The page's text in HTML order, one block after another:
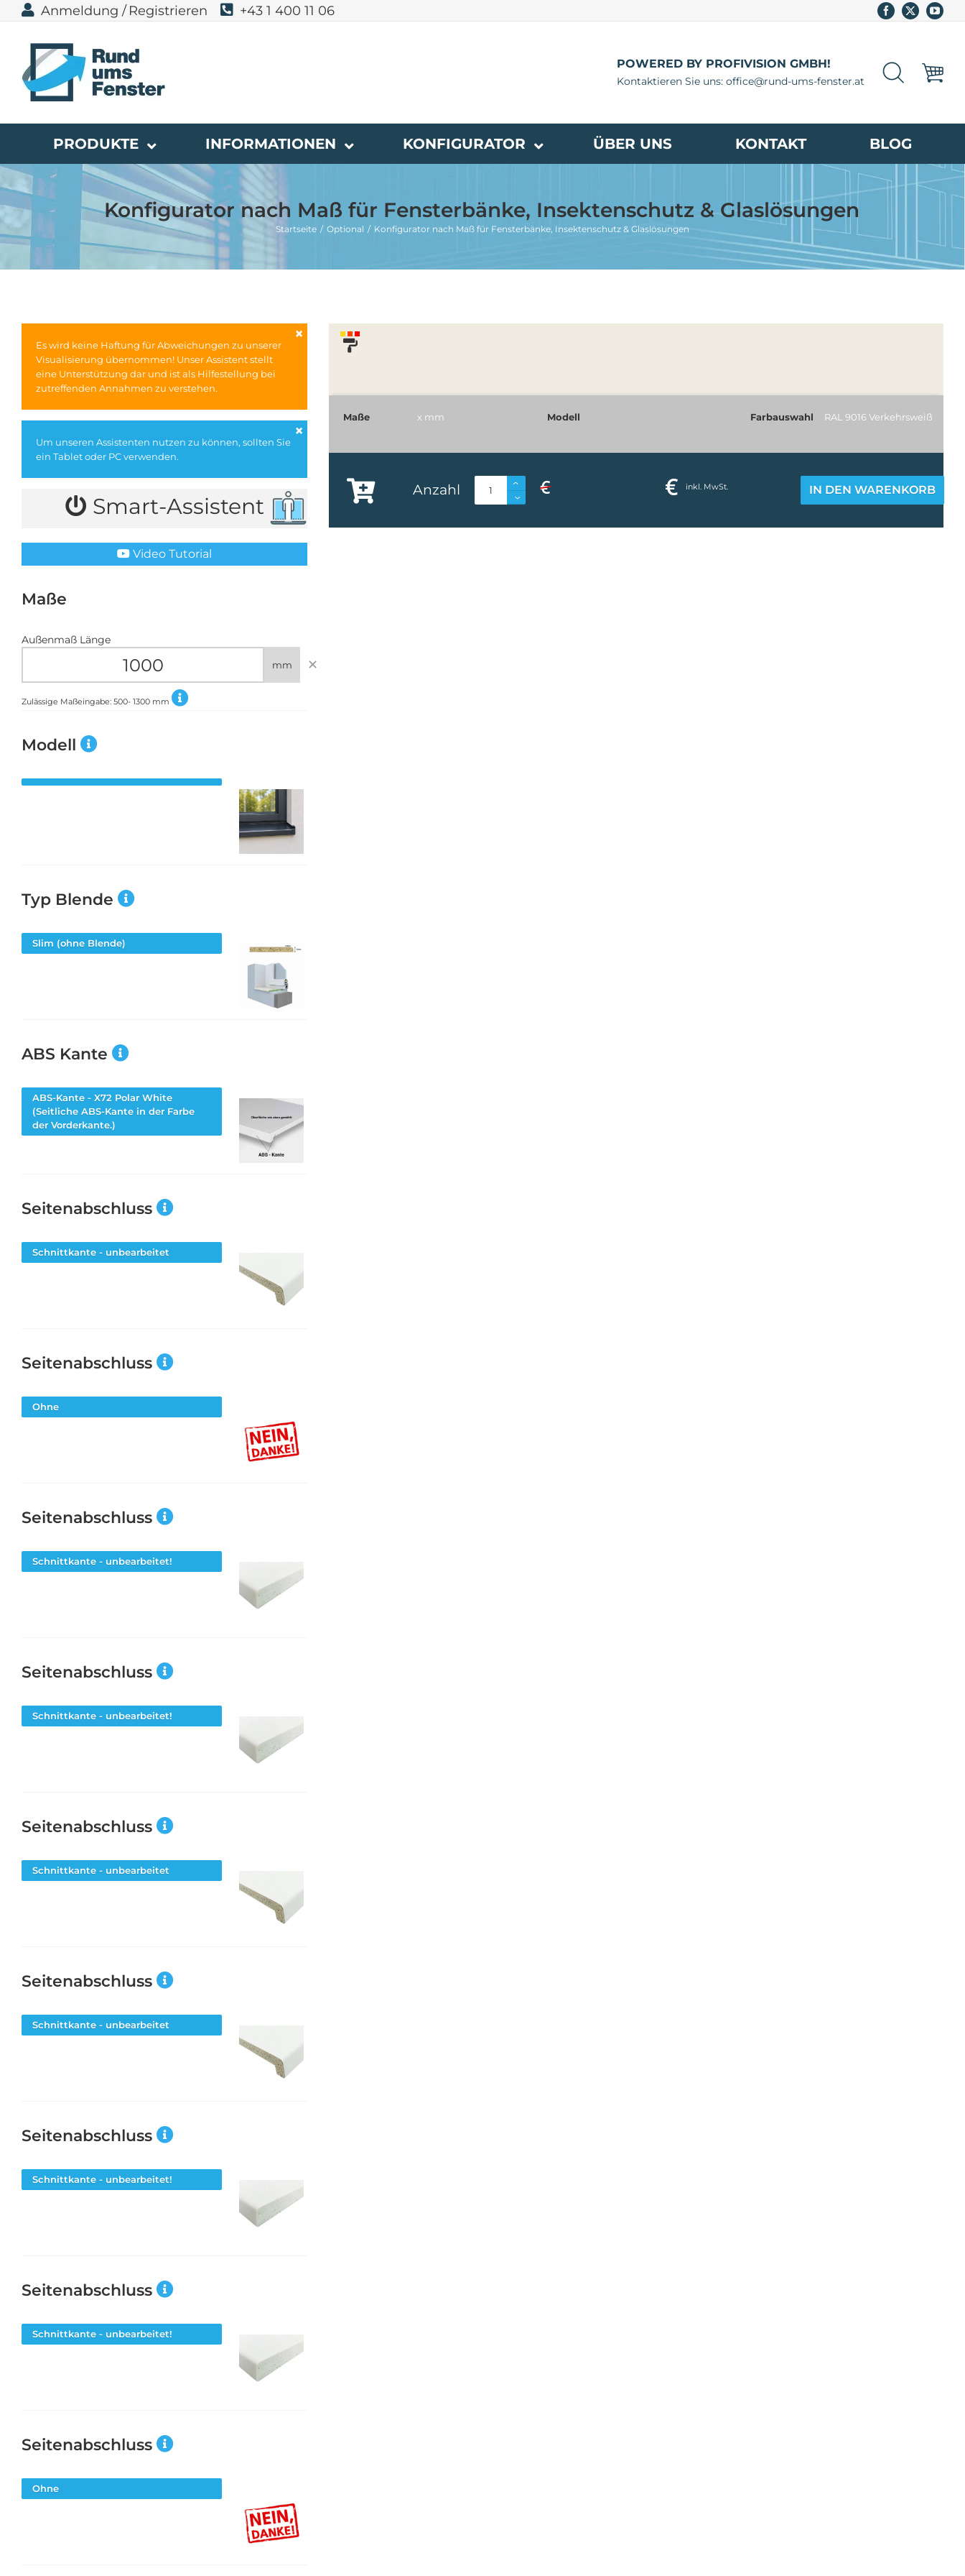
Inhalt
Anmeldung / Registrieren +43 1 400 11 06 Facebook
X
POWERED BY PROFIVISION GMBH!
Kontaktieren Sie uns: office@rund-ums-fenster.at
PRODUKTE INFORMATIONEN KONFIGURATOR ÜBER UNS KONTAKT BLOG
Konfigurator nach Maß für Fensterbänke, Insektenschutz & Glaslösungen
Startseite Optional Konfigurator nach Maß für Fensterbänke, Insektenschutz & Glaslösungen
×
Es wird keine Haftung für Abweichungen zu unserer
Visualisierung übernommen! Unser Assistent stellt
eine Unterstützung dar und ist als Hilfestellung bei
zutreffenden Annahmen zu verstehen.
×
Um unseren Assistenten nutzen zu können, sollten Sie
ein Tablet oder PC verwenden.
Smart-Assistent
Video Tutorial
Maße
Außenmaß Länge
mm
Zulässige Maßeingabe: 500- 1300 mm
✕
Modell
Typ Blende
Slim (ohne Blende)
ABS Kante
ABS-Kante - X72 Polar White
(Seitliche ABS-Kante in der Farbe
der Vorderkante.)
Seitenabschluss
Schnittkante - unbearbeitet
Seitenabschluss
Ohne
Seitenabschluss
Schnittkante - unbearbeitet!
Seitenabschluss
Schnittkante - unbearbeitet!
Seitenabschluss
Schnittkante - unbearbeitet
Seitenabschluss
Schnittkante - unbearbeitet
Seitenabschluss
Schnittkante - unbearbeitet!
Seitenabschluss
Schnittkante - unbearbeitet!
Seitenabschluss
Ohne
Maße x mm Modell Farbauswahl RAL 9016 Verkehrsweiß
Anzahl € € inkl. MwSt. IN DEN WARENKORB